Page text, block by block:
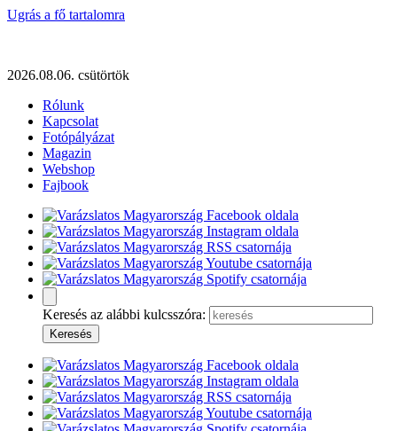
Ugrás a fő tartalomra
2026.08.06. csütörtök
Rólunk
Kapcsolat
Fotópályázat
Magazin
Webshop
Fajbook
Keresés az alábbi kulcsszóra: